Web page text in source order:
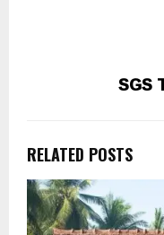
SGS
RELATED POSTS